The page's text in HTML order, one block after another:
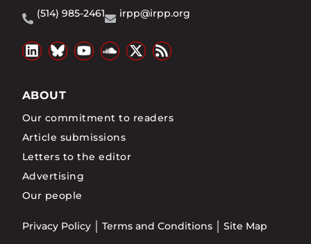
(514) 985-2461
irpp@irpp.org
ABOUT
Our commitment to readers
Article submissions
Letters to the editor
Advertising
Our people
Privacy Policy Terms and Conditions Site Map